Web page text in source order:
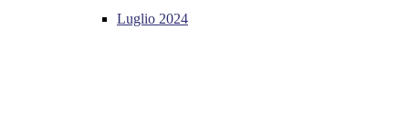
Luglio 2024